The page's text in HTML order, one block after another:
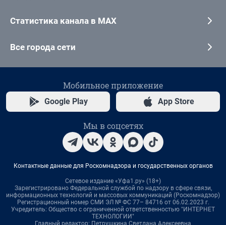
Статистика канала в MAX
Все города сети
Мобильное приложение
Google Play App Store
Мы в соцсетях
Контактные данные для Роскомнадзора и государственных органов
Сетевое издание «Уфа1.ру» (18+)
Зарегистрировано Федеральной службой по надзору в сфере связи,
информационных технологий и массовых коммуникаций (Роскомнадзор)
Регистрационный номер СМИ ЭЛ № ФС 77– 84716 от 06.02.2023 г.
Учредитель: Общество с ограниченной ответственностью "ИНТЕРНЕТ
ТЕХНОЛОГИИ"
Главный редактор: Петрушкина Светлана Алексеевна